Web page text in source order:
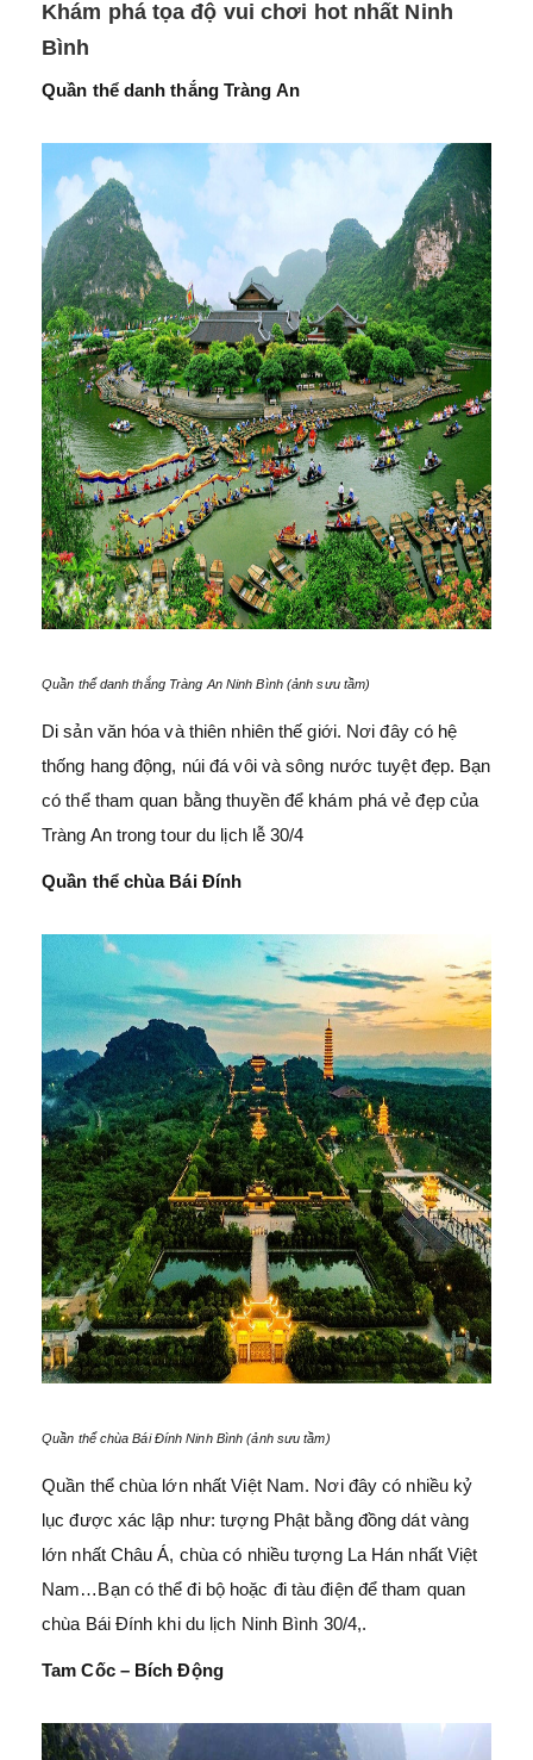
Khám phá tọa độ vui chơi hot nhất Ninh
Bình
Quần thể danh thắng Tràng An
Quần thể danh thắng Tràng An Ninh Bình (ảnh sưu tầm)
Di sản văn hóa và thiên nhiên thế giới. Nơi đây có hệ
thống hang động, núi đá vôi và sông nước tuyệt đẹp. Bạn
có thể tham quan bằng thuyền để khám phá vẻ đẹp của
Tràng An trong tour du lịch lễ 30/4
Quần thể chùa Bái Đính
Quần thể chùa Bái Đính Ninh Bình (ảnh sưu tầm)
Quần thể chùa lớn nhất Việt Nam. Nơi đây có nhiều kỷ
lục được xác lập như: tượng Phật bằng đồng dát vàng
lớn nhất Châu Á, chùa có nhiều tượng La Hán nhất Việt
Nam…Bạn có thể đi bộ hoặc đi tàu điện để tham quan
chùa Bái Đính khi du lịch Ninh Bình 30/4,.
Tam Cốc – Bích Động